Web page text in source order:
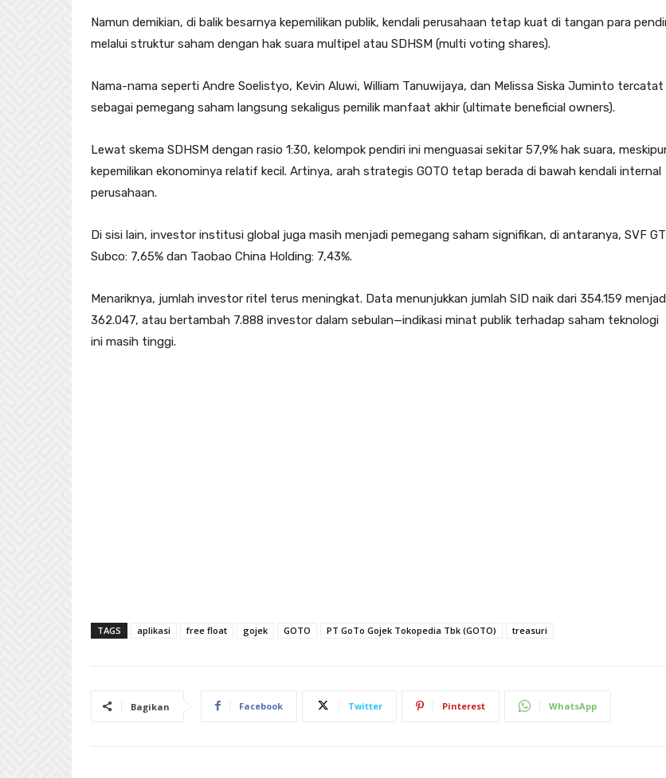
Namun demikian, di balik besarnya kepemilikan publik, kendali perusahaan tetap kuat di tangan para
melalui struktur saham dengan hak suara multipel atau SDHSM (multi voting shares).
Nama-nama seperti Andre Soelistyo, Kevin Aluwi, William Tanuwijaya, dan Melissa Siska Juminto tercatat
sebagai pemegang saham langsung sekaligus pemilik manfaat akhir (ultimate beneficial owners).
Lewat skema SDHSM dengan rasio 1:30, kelompok pendiri ini menguasai sekitar 57,9% hak suara,
kepemilikan ekonominya relatif kecil. Artinya, arah strategis GOTO tetap berada di bawah kendali internal
perusahaan.
Di sisi lain, investor institusi global juga masih menjadi pemegang saham signifikan, di antaranya, SVF GT
Subco: 7,65% dan Taobao China Holding: 7,43%.
Menariknya, jumlah investor ritel terus meningkat. Data menunjukkan jumlah SID naik dari 354.159
362.047, atau bertambah 7.888 investor dalam sebulan—indikasi minat publik terhadap saham teknologi
ini masih tinggi.
TAGS aplikasi free float gojek GOTO PT GoTo Gojek Tokopedia Tbk (GOTO) treasuri
Bagikan Facebook Twitter Pinterest WhatsApp